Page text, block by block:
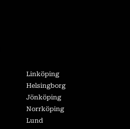
Linköping
Helsingborg
Jönköping
Norrköping
Lund